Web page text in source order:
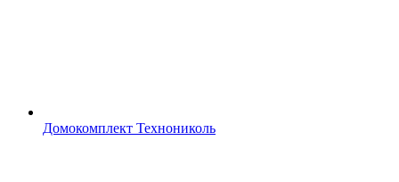
Домокомплект Технониколь